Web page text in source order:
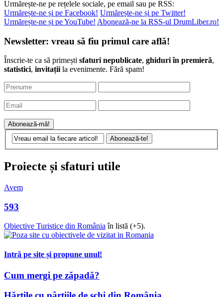
Urmărește-ne pe rețelele sociale, pe email sau pe RSS:
Urmărește-ne și pe Facebook! Urmărește-ne și pe Twitter!
Newsletter: vreau să fiu primul care află!
Înscrie-te ca să primeștisfaturi nepublicate,
Proiecte și sfaturi utile
Obiective Turistice din Româniaîn listă (+5).
Cum mergi pe zăpadă?